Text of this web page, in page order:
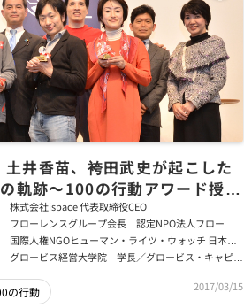
井香苗、袴田武史が起こした
軌跡～100の行動アワード授賞
株式会社ispace 代表取締役CEO
フローレンスグループ会長 認定NPO法人フローレ
ンス会長
国際人権NGOヒューマン・ライツ・ウォッチ 日本代
表
グロービス経営大学院 学長／グロービス・キャピタ
の行動 2017/03/15